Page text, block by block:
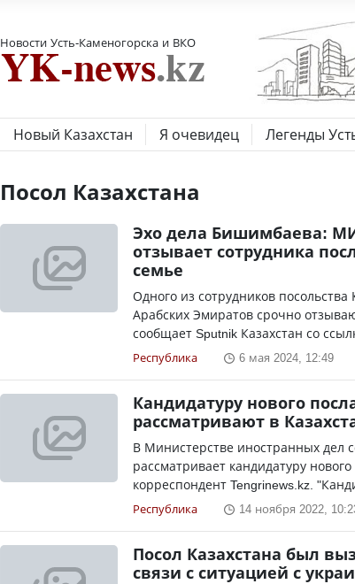
Новости Усть-Каменогорска и ВКО
Новый Казахстан Я очевидец Легенды
Посол Казахстана
Эхо дела Бишимбаева:
отзывает сотрудника
семье
Одного из сотрудников
Арабских Эмиратов срочно
сообщает Sputnik Казахстан со
Республика 6 мая 2024, 12:49
Кандидатуру нового
рассматривают в
В Министерстве иностранных дел
рассматривает кандидатуру
корреспондент Tengrinews.kz.
Республика 14 ноября 2022,
Посол Казахстана был
связи с ситуацией с